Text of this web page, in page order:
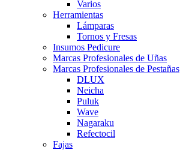
Varios
Herramientas
Lámparas
Tornos y Fresas
Insumos Pedicure
Marcas Profesionales de Uñas
Marcas Profesionales de Pestañas
DLUX
Neicha
Puluk
Wave
Nagaraku
Refectocil
Fajas